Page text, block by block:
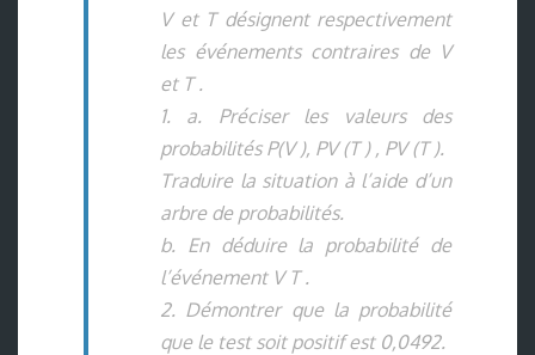
V et T désignent respectivement
les événements contraires de V
et T .
1. a. Préciser les valeurs des
probabilités P(V ), PV (T ) , PV (T ).
Traduire la situation à l’aide d’un
arbre de probabilités.
b. En déduire la probabilité de
l’événement V T .
2. Démontrer que la probabilité
que le test soit positif est 0,0492.